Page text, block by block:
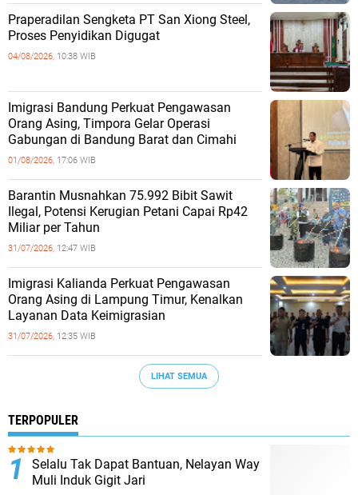
Praperadilan Sengketa PT San Xiong Steel,
Proses Penyidikan Digugat
04/08/2026, 10:38 WIB
Imigrasi Bandung Perkuat Pengawasan
Orang Asing, Timpora Gelar Operasi
Gabungan di Bandung Barat dan Cimahi
01/08/2026, 17:06 WIB
Barantin Musnahkan 75.992 Bibit Sawit
Ilegal, Potensi Kerugian Petani Capai Rp42
Miliar per Tahun
31/07/2026, 12:47 WIB
Imigrasi Kalianda Perkuat Pengawasan
Orang Asing di Lampung Timur, Kenalkan
Layanan Data Keimigrasian
31/07/2026, 12:35 WIB
LIHAT SEMUA
TERPOPULER
Selalu Tak Dapat Bantuan, Nelayan Way
Muli Induk Gigit Jari